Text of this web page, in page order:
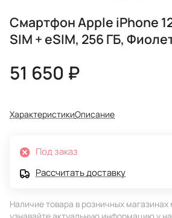
Смартфон Apple iPhone
SIM + eSIM, 256 ГБ,
51 650 ₽
ХарактеристикиОписание
Под заказ
Рассчитать доставку
Наличие товара в розничных